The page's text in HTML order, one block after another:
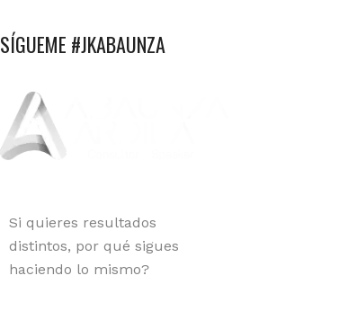
SÍGUEME #JKABAUNZA
Si quieres resultados
distintos, por qué sigues
haciendo lo mismo?